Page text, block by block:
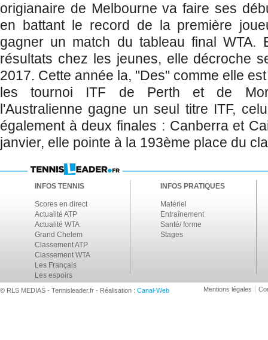
origianaire de Melbourne va faire ses
en battant le record de la première
gagner un match du tableau final WTA.
résultats chez les jeunes, elle décroche
2017. Cette année la, "Des" comme elle
les tournoi ITF de Perth et de
l'Australienne gagne un seul titre ITF,
également à deux finales : Canberra et
janvier, elle pointe à la 193ème place du
INFOS TENNIS
Scores en direct
Actualité ATP
Actualité WTA
Grand Chelem
Classement ATP
Classement WTA
Les Français
Les espoirs
INFOS PRATIQUES
Matériel
Entraînement
Santé/ forme
Stages
© RLS MEDIAS - Tennisleader.fr - Réalisation : Canal-Web Mentions légales